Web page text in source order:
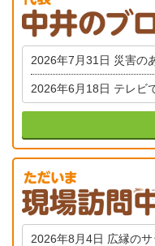
2026年7月31日 災害の
2026年6月18日 テレビ
2026年8月4日 広縁のサ